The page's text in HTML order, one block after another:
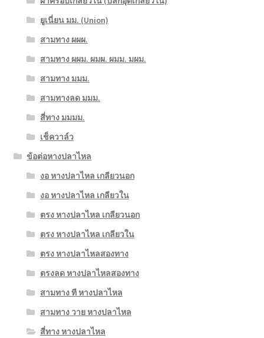
ยูเนี่ยน มม. (Union)
สามทาง ผผผ.
สามทาง ผผม. ผมผ. ผมม. มผม.
สามทาง มมม.
สามทางลด มมม.
สี่ทาง มมมม.
เช็ควาล์ว
ข้อต่อหางปลาไหล
งอ หางปลาไหล เกลียวนอก
งอ หางปลาไหล เกลียวใน
ตรง หางปลาไหล เกลียวนอก
ตรง หางปลาไหล เกลียวใน
ตรง หางปลาไหลสองทาง
ตรงลด หางปลาไหลสองทาง
สามทาง ที หางปลาไหล
สามทาง วาย หางปลาไหล
สี่ทาง หางปลาไหล